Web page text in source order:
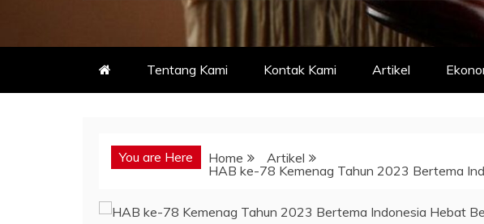
Tipikor-ri-online.my.id
Keadilan Itu Wajib Bersih
Tentang Kami Kontak Kami Artikel
You are Here Home
Artikel
HAB ke-78 Kemenag Tahun 2023 Bertema